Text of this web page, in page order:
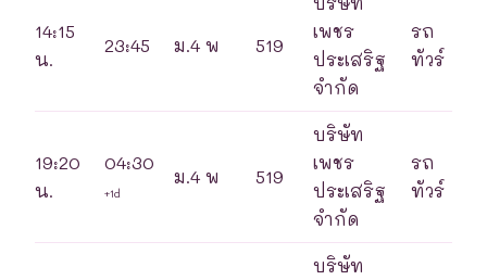
14:15
น.
23:45 ม.4 พ 519
เพชร
ประเสริฐ
จำกัด
รถ
ทัวร์
19:20
น.
04:30
+1d
ม.4 พ 519
บริษัท
เพชร
ประเสริฐ
จำกัด
รถ
ทัวร์
บริษัท